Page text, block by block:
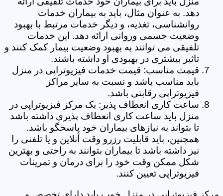
دهد. به عنوان مثال، باید به بیماران خدمات
روانشناسی، تغذیه، و دیگر خدمات مرتبط با بهبود
وضعیت جسمی وروانی ارائه دهد. این خدمات
تلفیقی می توانند به بهبود وضعیت بیمار کمک کنند و
تاثیر بیشتری در بهبودی او داشته باشند.
قیمت مناسب: قیمت خدمات فیزیوتراپی در منزل
باید مناسب باشد و نسبت به سایر مراکز
فیزیوتراپی رقابتی باشد.
ساعت کاری انعطاف پذیر: یک مرکز فیزیوتراپی در
منزل باید ساعت کاری انعطاف پذیری داشته باشد
تا بتواند به نیازهای بیماران خود پاسخگو باشد.
همچنین، باید قابلیت رزرو وقت آنلاین و یا تلفنی را
نیز داشته باشد تا بیماران بتوانند به راحتی و بهترین
شکل ممکن وقت خود را برای درمان و تمرینات
فیزیوتراپی تعیین کنند.